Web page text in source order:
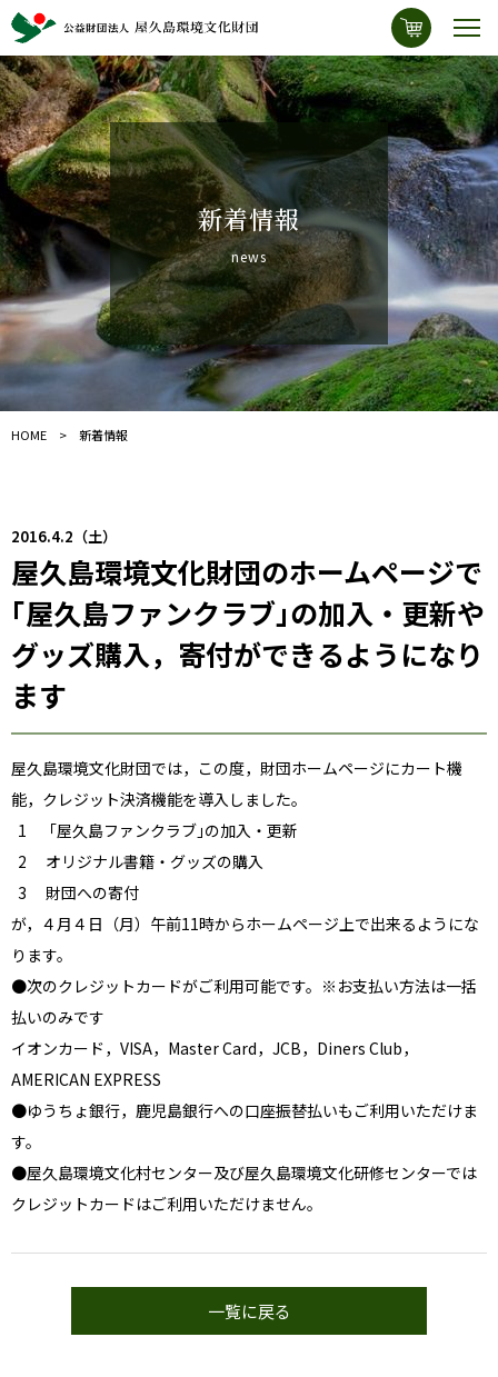
新着情報
news
HOME 新着情報
2016.4.2（土）
屋久島環境文化財団のホームページで
｢屋久島ファンクラブ｣の加入・更新や
グッズ購入，寄付ができるようになり
ます
屋久島環境文化財団では，この度，財団ホームページにカート機
能，クレジット決済機能を導入しました。
1 ｢屋久島ファンクラブ｣の加入・更新
2 オリジナル書籍・グッズの購入
3 財団への寄付
が，４月４日（月）午前11時からホームページ上で出来るようにな
ります。
●次のクレジットカードがご利用可能です。※お支払い方法は一括
払いのみです
イオンカード，VISA，Master Card，JCB，Diners Club，
AMERICAN EXPRESS
●ゆうちょ銀行，鹿児島銀行への口座振替払いもご利用いただけま
す。
●屋久島環境文化村センター及び屋久島環境文化研修センターでは
クレジットカードはご利用いただけません。
一覧に戻る